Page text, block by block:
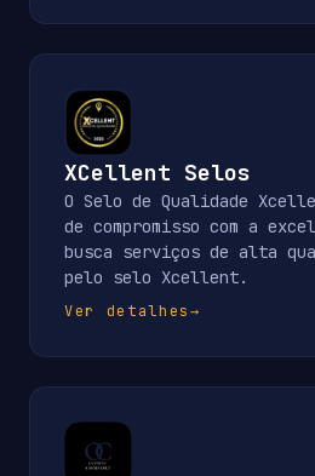
XCellent Selos
O Selo de Qualidade
de compromisso com a
busca serviços de alta
pelo selo Xcellent.
Ver detalhes→